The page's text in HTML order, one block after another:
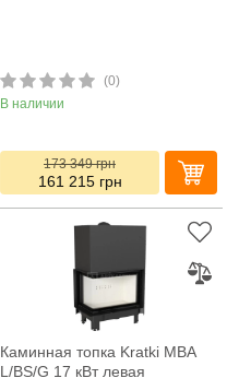
(0)
В наличии
173 349грн
161 215 грн
Каминная топка Kratki MBA
L/BS/G 17 кВт левая